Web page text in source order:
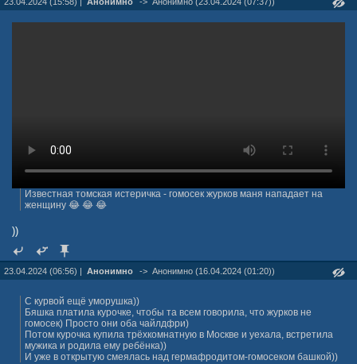
Известная томская истеричка - гомосек журков маня нападает на
женщину 😂 😂 😂
))
23.04.2024 (06:56) | Анонимно -> Анонимно (16.04.2024 (01:20))
С курвой ещё уморушка))
Бяшка платила курочке, чтобы та всем говорила, что журков не
гомосек) Просто они оба чайлдфри)
Потом курочка купила трёхкомнатную в Москве и уехала, встретила
мужика и родила ему ребёнка))
И уже в открытую смеялась над гермафродитом-гомосеком башкой))